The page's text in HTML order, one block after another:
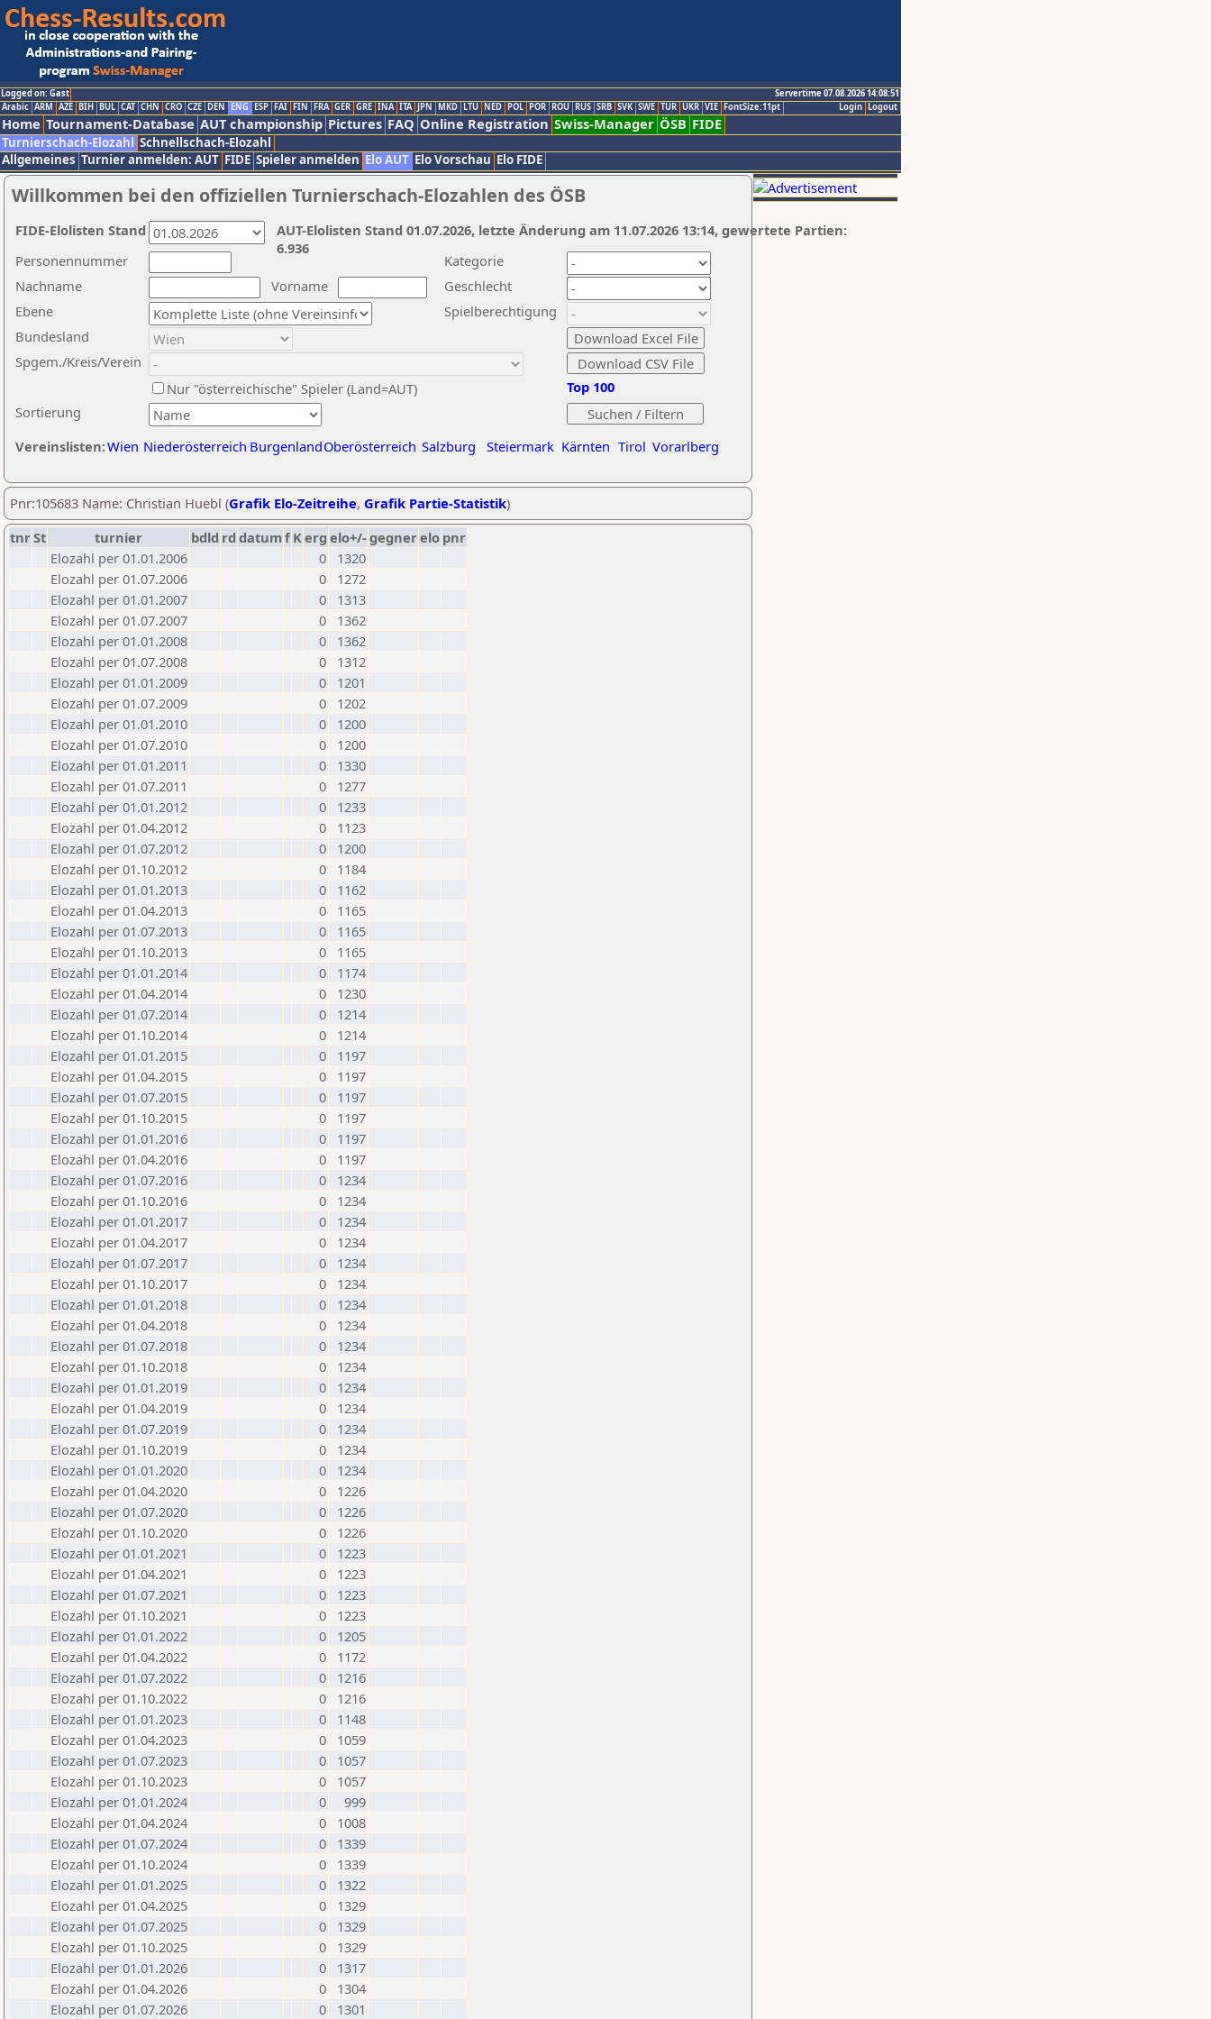
Logged on: Gast
Servertime 07.08.2026 14:08:51
Logout
Login
Arabic ARM AZE BIH BUL CAT CHN CRO CZE DEN ENG ESP FAI FIN FRA GER GRE INA ITA JPN MKD LTU NED POL POR ROU RUS SRB SVK SWE TUR UKR VIE FontSize:11pt
Home Tournament-Database AUT championship Pictures FAQ Online Registration Swiss-Manager ÖSB FIDE
Turnierschach-Elozahl Schnellschach-Elozahl
Allgemeines Turnier anmelden: AUT FIDE Spieler anmelden Elo AUT Elo Vorschau Elo FIDE
Willkommen bei den offiziellen Turnierschach-Elozahlen des ÖSB
Nachname
Vorname
Ebene
Kategorie
Sortierung
Personennummer
Bundesland
Spgem./Kreis/Verein
Geschlecht
Nur "österreichische" Spieler (Land=AUT)
Spielberechtigung
Vereinslisten:Wien Niederösterreich BurgenlandOberösterreich Salzburg Steiermark Kärnten Tirol Vorarlberg
Top 100
AUT-Elolisten Stand 01.07.2026, letzte Änderung am 11.07.2026 13:14, gewertete Partien:
6.936
FIDE-Elolisten Stand
Pnr:105683 Name: Christian Huebl (Grafik Elo-Zeitreihe, Grafik Partie-Statistik)
tnrSt turnier bdld rd datumf Kerg elo+/-gegnerelo pnr
Elozahl per 01.01.2006
0
1320
Elozahl per 01.07.2006
0
1272
Elozahl per 01.01.2007
0
1313
Elozahl per 01.07.2007
0
1362
Elozahl per 01.01.2008
0
1362
Elozahl per 01.07.2008
0
1312
Elozahl per 01.01.2009
0
1201
Elozahl per 01.07.2009
0
1202
Elozahl per 01.01.2010
0
1200
Elozahl per 01.07.2010
0
1200
Elozahl per 01.01.2011
0
1330
Elozahl per 01.07.2011
0
1277
Elozahl per 01.01.2012
0
1233
Elozahl per 01.04.2012
0
1123
Elozahl per 01.07.2012
0
1200
Elozahl per 01.10.2012
0
1184
Elozahl per 01.01.2013
0
1162
Elozahl per 01.04.2013
0
1165
Elozahl per 01.07.2013
0
1165
Elozahl per 01.10.2013
0
1165
Elozahl per 01.01.2014
0
1174
Elozahl per 01.04.2014
0
1230
Elozahl per 01.07.2014
0
1214
Elozahl per 01.10.2014
0
1214
Elozahl per 01.01.2015
0
1197
Elozahl per 01.04.2015
0
1197
Elozahl per 01.07.2015
0
1197
Elozahl per 01.10.2015
0
1197
Elozahl per 01.01.2016
0
1197
Elozahl per 01.04.2016
0
1197
Elozahl per 01.07.2016
0
1234
Elozahl per 01.10.2016
0
1234
Elozahl per 01.01.2017
0
1234
Elozahl per 01.04.2017
0
1234
Elozahl per 01.07.2017
0
1234
Elozahl per 01.10.2017
0
1234
Elozahl per 01.01.2018
0
1234
Elozahl per 01.04.2018
0
1234
Elozahl per 01.07.2018
0
1234
Elozahl per 01.10.2018
0
1234
Elozahl per 01.01.2019
0
1234
Elozahl per 01.04.2019
0
1234
Elozahl per 01.07.2019
0
1234
Elozahl per 01.10.2019
0
1234
Elozahl per 01.01.2020
0
1234
Elozahl per 01.04.2020
0
1226
Elozahl per 01.07.2020
0
1226
Elozahl per 01.10.2020
0
1226
Elozahl per 01.01.2021
0
1223
Elozahl per 01.04.2021
0
1223
Elozahl per 01.07.2021
0
1223
Elozahl per 01.10.2021
0
1223
Elozahl per 01.01.2022
0
1205
Elozahl per 01.04.2022
0
1172
Elozahl per 01.07.2022
0
1216
Elozahl per 01.10.2022
0
1216
Elozahl per 01.01.2023
0
1148
Elozahl per 01.04.2023
0
1059
Elozahl per 01.07.2023
0
1057
Elozahl per 01.10.2023
0
1057
Elozahl per 01.01.2024
0
999
Elozahl per 01.04.2024
0
1008
Elozahl per 01.07.2024
0
1339
Elozahl per 01.10.2024
0
1339
Elozahl per 01.01.2025
0
1322
Elozahl per 01.04.2025
0
1329
Elozahl per 01.07.2025
0
1329
Elozahl per 01.10.2025
0
1329
Elozahl per 01.01.2026
0
1317
Elozahl per 01.04.2026
0
1304
Elozahl per 01.07.2026
0 1301